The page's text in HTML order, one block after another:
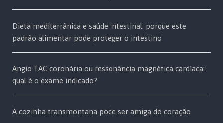
Dieta mediterrânica e saúde intestinal: porque este
padrão alimentar pode proteger o intestino
Angio TAC coronária ou ressonância magnética cardíaca:
qual é o exame indicado?
A cozinha transmontana pode ser amiga do coração